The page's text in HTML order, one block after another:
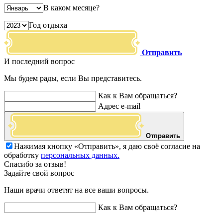
В каком месяце?
Год отдыха
Отправить
И последний вопрос
Мы будем рады, если Вы представитесь.
Как к Вам обращаться?
Адрес e-mail
Отправить
Нажимая кнопку «Отправить», я даю своё согласие на
обработку персональных данных.
Спасибо за отзыв!
Задайте свой вопрос
Наши врачи ответят на все ваши вопросы.
Как к Вам обращаться?